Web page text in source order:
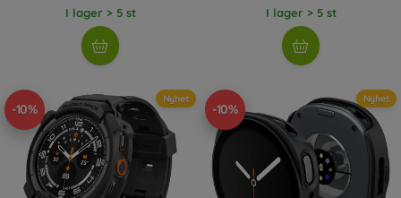
I lager > 5 st I lager > 5 st
-10%
Nyhet
-10%
Nyhet